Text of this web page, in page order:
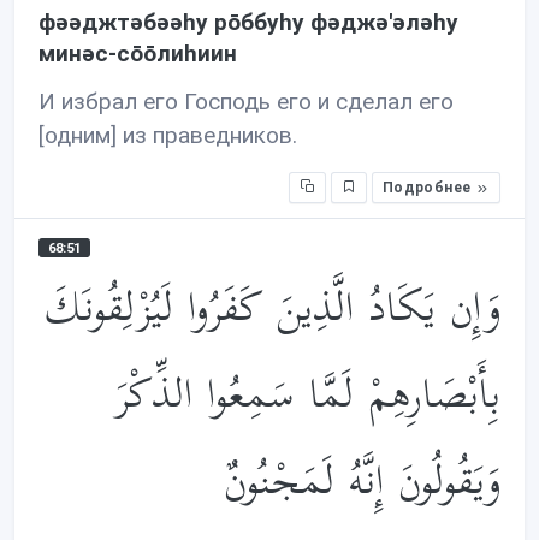
фəəджтəбəəhу рōббуhу фəджə'əлəhу
минəс-сōōлиhиин
И избрал его Господь его и сделал его
[одним] из праведников.
Подробнее
68:51
وَإِن يَكَادُ الَّذِينَ كَفَرُوا لَيُزْلِقُونَكَ
بِأَبْصَارِهِمْ لَمَّا سَمِعُوا الذِّكْرَ
وَيَقُولُونَ إِنَّهُ لَمَجْنُونٌ